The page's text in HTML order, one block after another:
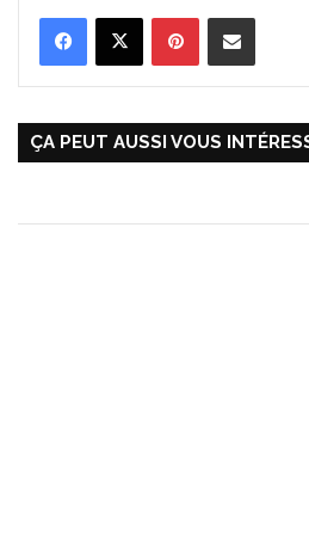
ÇA PEUT AUSSI VOUS